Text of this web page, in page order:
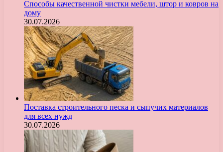
Способы качественной чистки мебели, штор и ковров на
дому
30.07.2026
Поставка строительного песка и сыпучих материалов
для всех нужд
30.07.2026